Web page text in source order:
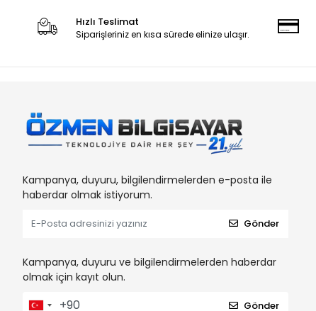
Hızlı Teslimat
Siparişleriniz en kısa sürede elinize ulaşır.
Kampanya, duyuru, bilgilendirmelerden e-posta ile
haberdar olmak istiyorum.
Gönder
Kampanya, duyuru ve bilgilendirmelerden haberdar
olmak için kayıt olun.
Gönder